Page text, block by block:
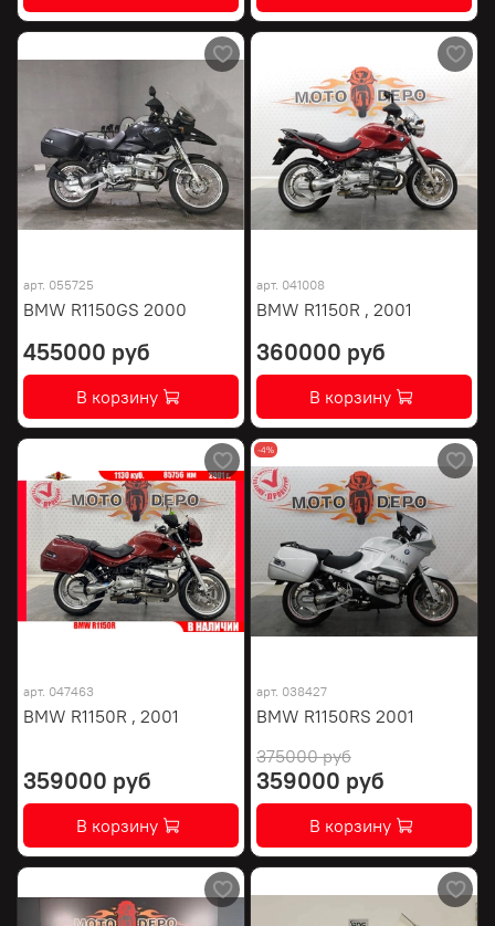
арт. 055725
BMW R1150GS 2000
455000 руб
В корзину
арт. 041008
BMW R1150R , 2001
360000 руб
В корзину
арт. 047463
BMW R1150R , 2001
359000 руб
В корзину
-4%
арт. 038427
BMW R1150RS 2001
375000 руб
359000 руб
В корзину